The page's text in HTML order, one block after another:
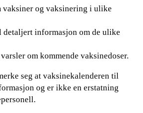
vaksiner og vaksinering i ulike
informasjon om de ulike
om kommende vaksinedoser.
seg at vaksinekalenderen til
og er ikke en erstatning